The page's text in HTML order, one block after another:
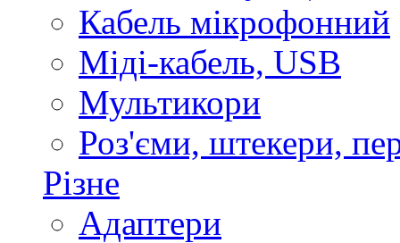
Кабель мікрофонний
Міді-кабель, USB
Мультикори
Роз'єми, штекери,
Різне
Адаптери